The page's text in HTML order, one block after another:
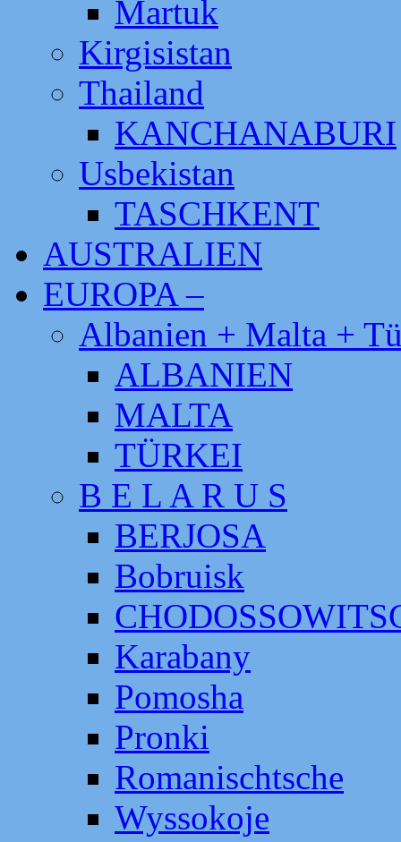
Martuk
Kirgisistan
Thailand
KANCHANABURI
Usbekistan
TASCHKENT
AUSTRALIEN
EUROPA –
Albanien + Malta +
ALBANIEN
MALTA
TÜRKEI
B E L A R U S
BERJOSA
Bobruisk
Karabany
Pomosha
Pronki
Romanischtsche
Wyssokoje